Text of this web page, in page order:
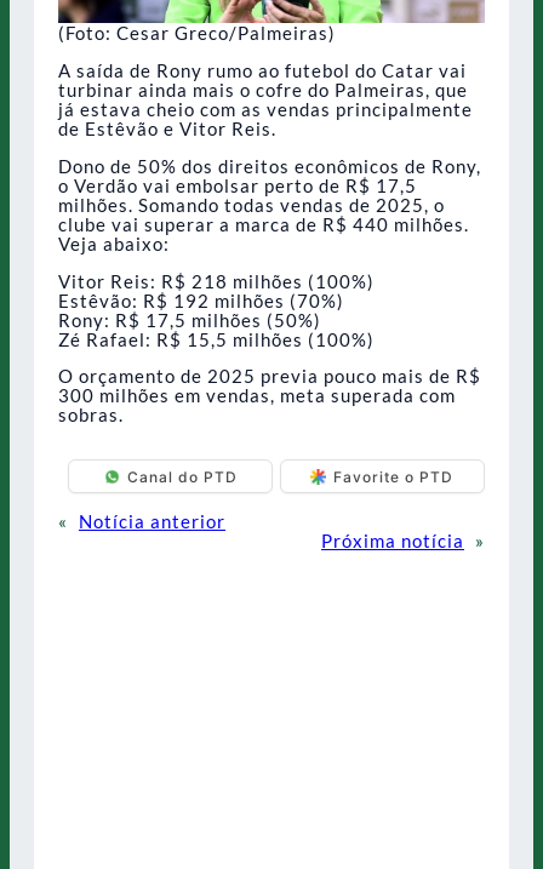
(Foto: Cesar Greco/Palmeiras)
A saída de Rony rumo ao futebol do Catar vai
turbinar ainda mais o cofre do Palmeiras, que
já estava cheio com as vendas principalmente
de Estêvão e Vitor Reis.
Dono de 50% dos direitos econômicos de Rony,
o Verdão vai embolsar perto de R$ 17,5
milhões. Somando todas vendas de 2025, o
clube vai superar a marca de R$ 440 milhões.
Veja abaixo:
Vitor Reis: R$ 218 milhões (100%)
Estêvão: R$ 192 milhões (70%)
Rony: R$ 17,5 milhões (50%)
Zé Rafael: R$ 15,5 milhões (100%)
O orçamento de 2025 previa pouco mais de R$
300 milhões em vendas, meta superada com
sobras.
Canal do PTD Favorite o PTD
«
Notícia anterior
Próxima notícia
»